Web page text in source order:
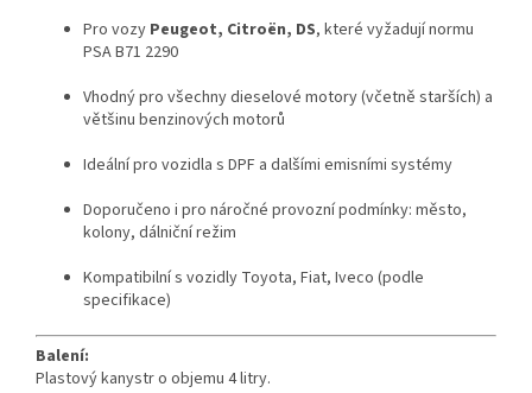
Pro vozy Peugeot, Citroën, DS, které vyžadují normu
PSA B71 2290
Vhodný pro všechny dieselové motory (včetně starších) a
většinu benzinových motorů
Ideální pro vozidla s DPF a dalšími emisními systémy
Doporučeno i pro náročné provozní podmínky: město,
kolony, dálniční režim
Kompatibilní s vozidly Toyota, Fiat, Iveco (podle
specifikace)
Balení:
Plastový kanystr o objemu 4 litry.